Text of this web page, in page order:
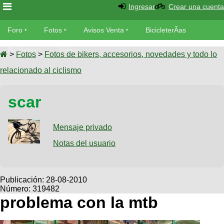
Foro
Foro
TÃ©cnica
Fotos
tu foto
Galeria
XC
Viajes
Descenso
SUBÃ
tu
Buscar
Ultimos
Fotos
BicicleterÃ­
as
Bicicletas
Tandem
Videos
Cicloturismo
Ingresar Crear una cuenta
Foro Fotos Avisos Venta BicicleterÃ­as
Bicicletas Videos
> Fotos > Fotos de bikers, accesorios, novedades y todo lo
relacionado al ciclismo
scar
Mensaje privado
Notas del usuario
Publicación: 28-08-2010
Número: 319482
problema con la mtb